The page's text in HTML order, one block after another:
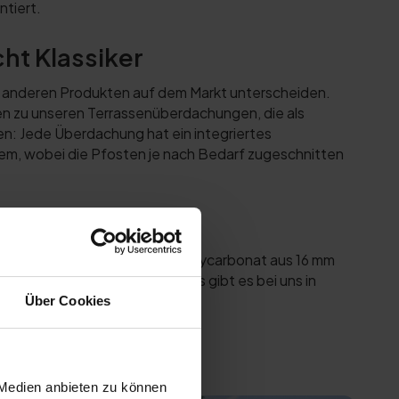
Über Cookies
anbieten zu können
Klassiker
Produkten auf dem Markt unterscheiden.
zu unseren Terrassenüberdachungen, die als
Jede Überdachung hat ein integriertes
wobei die Pfosten je nach Bedarf zugeschnitten
das etwas günstigere Polycarbonat aus 16 mm
und bis zu 4 m tief. Beides gibt es bei uns in